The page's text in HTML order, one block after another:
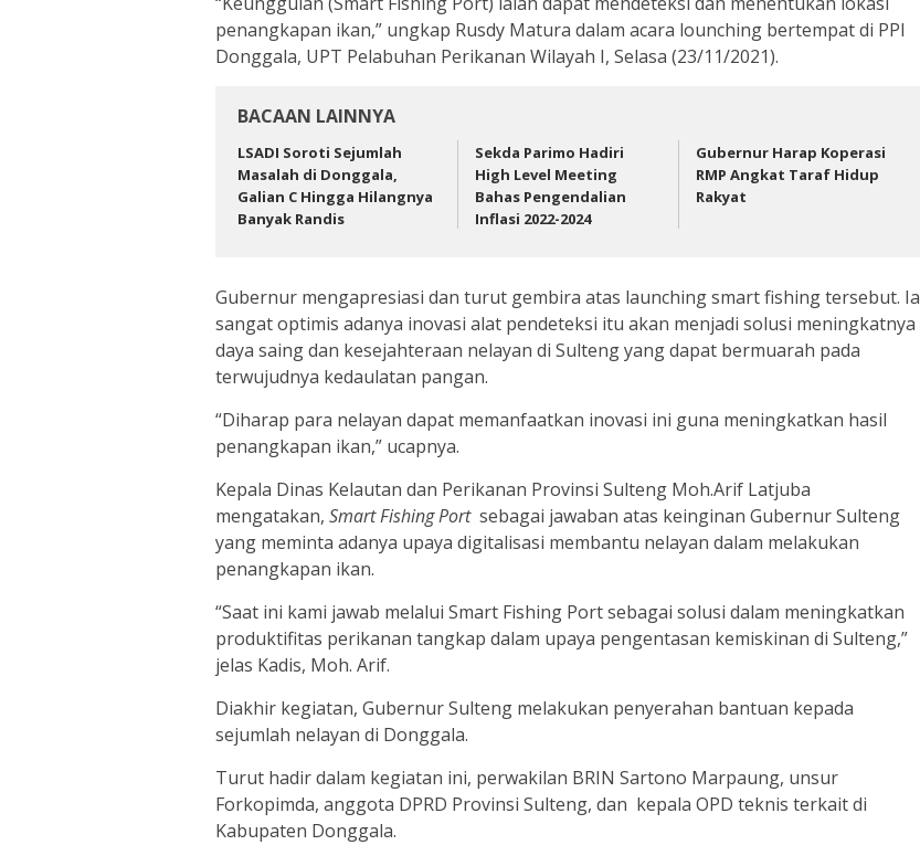
penangkapan ikan,” ungkap Rusdy Matura dalam acara lounching bertempat di PPI
Donggala, UPT Pelabuhan Perikanan Wilayah I, Selasa (23/11/2021).
BACAAN LAINNYA
LSADI Soroti Sejumlah
Masalah di Donggala,
Galian C Hingga Hilangnya
Banyak Randis
Sekda Parimo Hadiri
High Level Meeting
Bahas Pengendalian
Inflasi 2022-2024
Gubernur Harap Koperasi
RMP Angkat Taraf Hidup
Rakyat
Gubernur mengapresiasi dan turut gembira atas launching smart fishing tersebut. Ia
sangat optimis adanya inovasi alat pendeteksi itu akan menjadi solusi meningkatnya
daya saing dan kesejahteraan nelayan di Sulteng yang dapat bermuarah pada
terwujudnya kedaulatan pangan.
“Diharap para nelayan dapat memanfaatkan inovasi ini guna meningkatkan hasil
penangkapan ikan,” ucapnya.
Kepala Dinas Kelautan dan Perikanan Provinsi Sulteng Moh.Arif Latjuba
mengatakan, Smart Fishing Portsebagai jawaban atas keinginan Gubernur Sulteng
yang meminta adanya upaya digitalisasi membantu nelayan dalam melakukan
penangkapan ikan.
“Saat ini kami jawab melalui Smart Fishing Port sebagai solusi dalam meningkatkan
produktifitas perikanan tangkap dalam upaya pengentasan kemiskinan di Sulteng,”
jelas Kadis, Moh. Arif.
Diakhir kegiatan, Gubernur Sulteng melakukan penyerahan bantuan kepada
sejumlah nelayan di Donggala.
Turut hadir dalam kegiatan ini, perwakilan BRIN Sartono Marpaung, unsur
Forkopimda, anggota DPRD Provinsi Sulteng, dan kepala OPD teknis terkait di
Kabupaten Donggala.